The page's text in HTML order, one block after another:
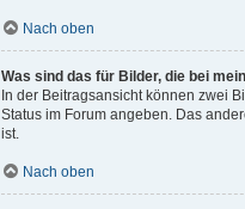
Nach oben
Was sind das für Bilder, die bei
In der Beitragsansicht können zwei
Status im Forum angeben. Das
ist.
Nach oben